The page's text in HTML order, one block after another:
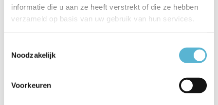
informatie die u aan ze heeft verstrekt of die ze hebben
verzameld op basis van uw gebruik van hun services.
Noodzakelijk
Voorkeuren
Reviews